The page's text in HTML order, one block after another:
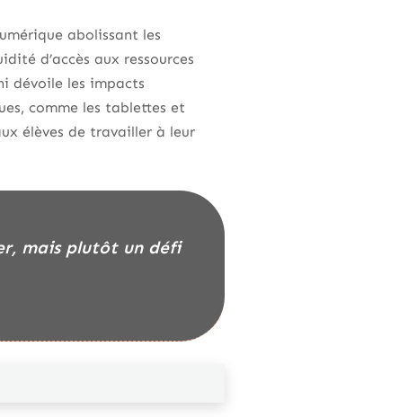
abolissant les
d’accès aux ressources
dévoile les impacts
comme les tablettes et
élèves de travailler à leur